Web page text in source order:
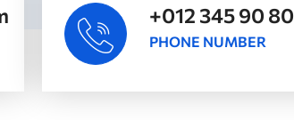
+012 345 90 80
PHONE NUMBER